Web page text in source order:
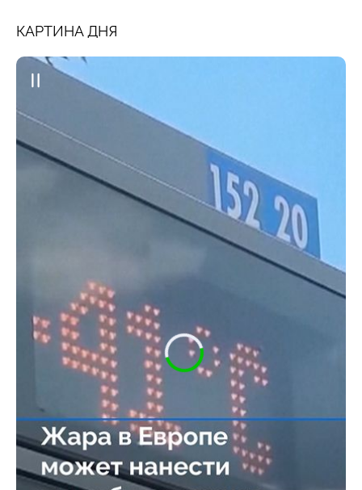
КАРТИНА ДНЯ